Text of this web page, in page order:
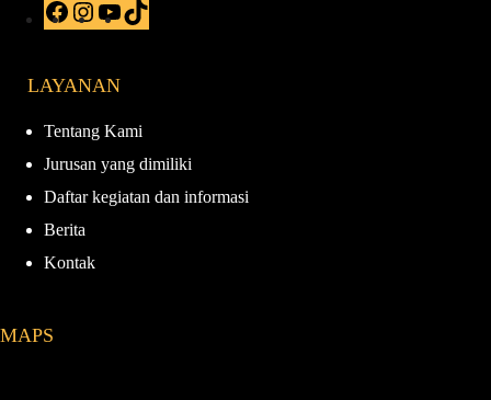
F
a
b
o
I
n
a
r
a
m
Y
o
e
i
LAYANAN
Tentang Kami
Jurusan yang dimiliki
Daftar kegiatan dan informasi
Berita
Kontak
MAPS